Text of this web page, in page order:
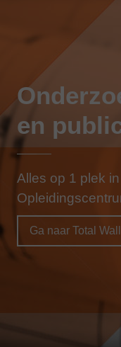
en
Alles op 1 plek in
Ga naar Total